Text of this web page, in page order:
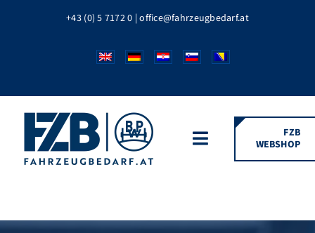
+43 (0) 5 7172 0 |office@fahrzeugbedarf.at
Toggle
FZB
WEBSHOP